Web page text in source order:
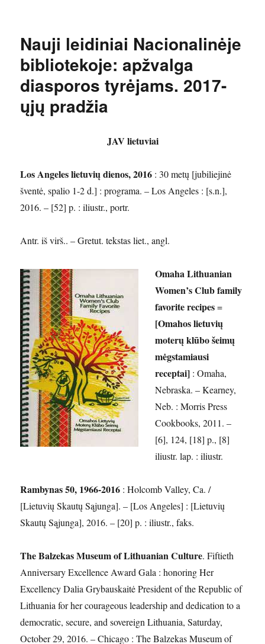
Nauji leidiniai Nacionalinėje
bibliotekoje: apžvalga
diasporos tyrėjams. 2017-
ųjų pradžia
JAV lietuviai
Los Angeles lietuvių dienos, 2016 : 30 metų [jubiliejinė
šventė, spalio 1-2 d.] : programa. – Los Angeles : [s.n.],
2016. – [52] p. : iliustr., portr.
Antr. iš virš.. – Gretut. tekstas liet., angl.
Omaha Lithuanian
Women’s Club family
favorite recipes=
[Omahos lietuvių
moterų klūbo šeimų
mėgstamiausi
receptai] : Omaha,
Nebraska. – Kearney,
Neb. : Morris Press
Cookbooks, 2011. –
[6], 124, [18] p., [8]
iliustr. lap. : iliustr.
Rambynas 50, 1966-2016 : Holcomb Valley, Ca. /
[Lietuvių Skautų Sąjunga]. – [Los Angeles] : [Lietuvių
Skautų Sąjunga], 2016. – [20] p. : iliustr., faks.
The Balzekas Museum of Lithuanian Culture. Fiftieth
Anniversary Excellence Award Gala : honoring Her
Excellency Dalia Grybauskaitė President of the Republic of
Lithuania for her courageous leadership and dedication to a
democratic, secure, and sovereign Lithuania, Saturday,
October 29, 2016. – Chicago : The Balzekas Museum of